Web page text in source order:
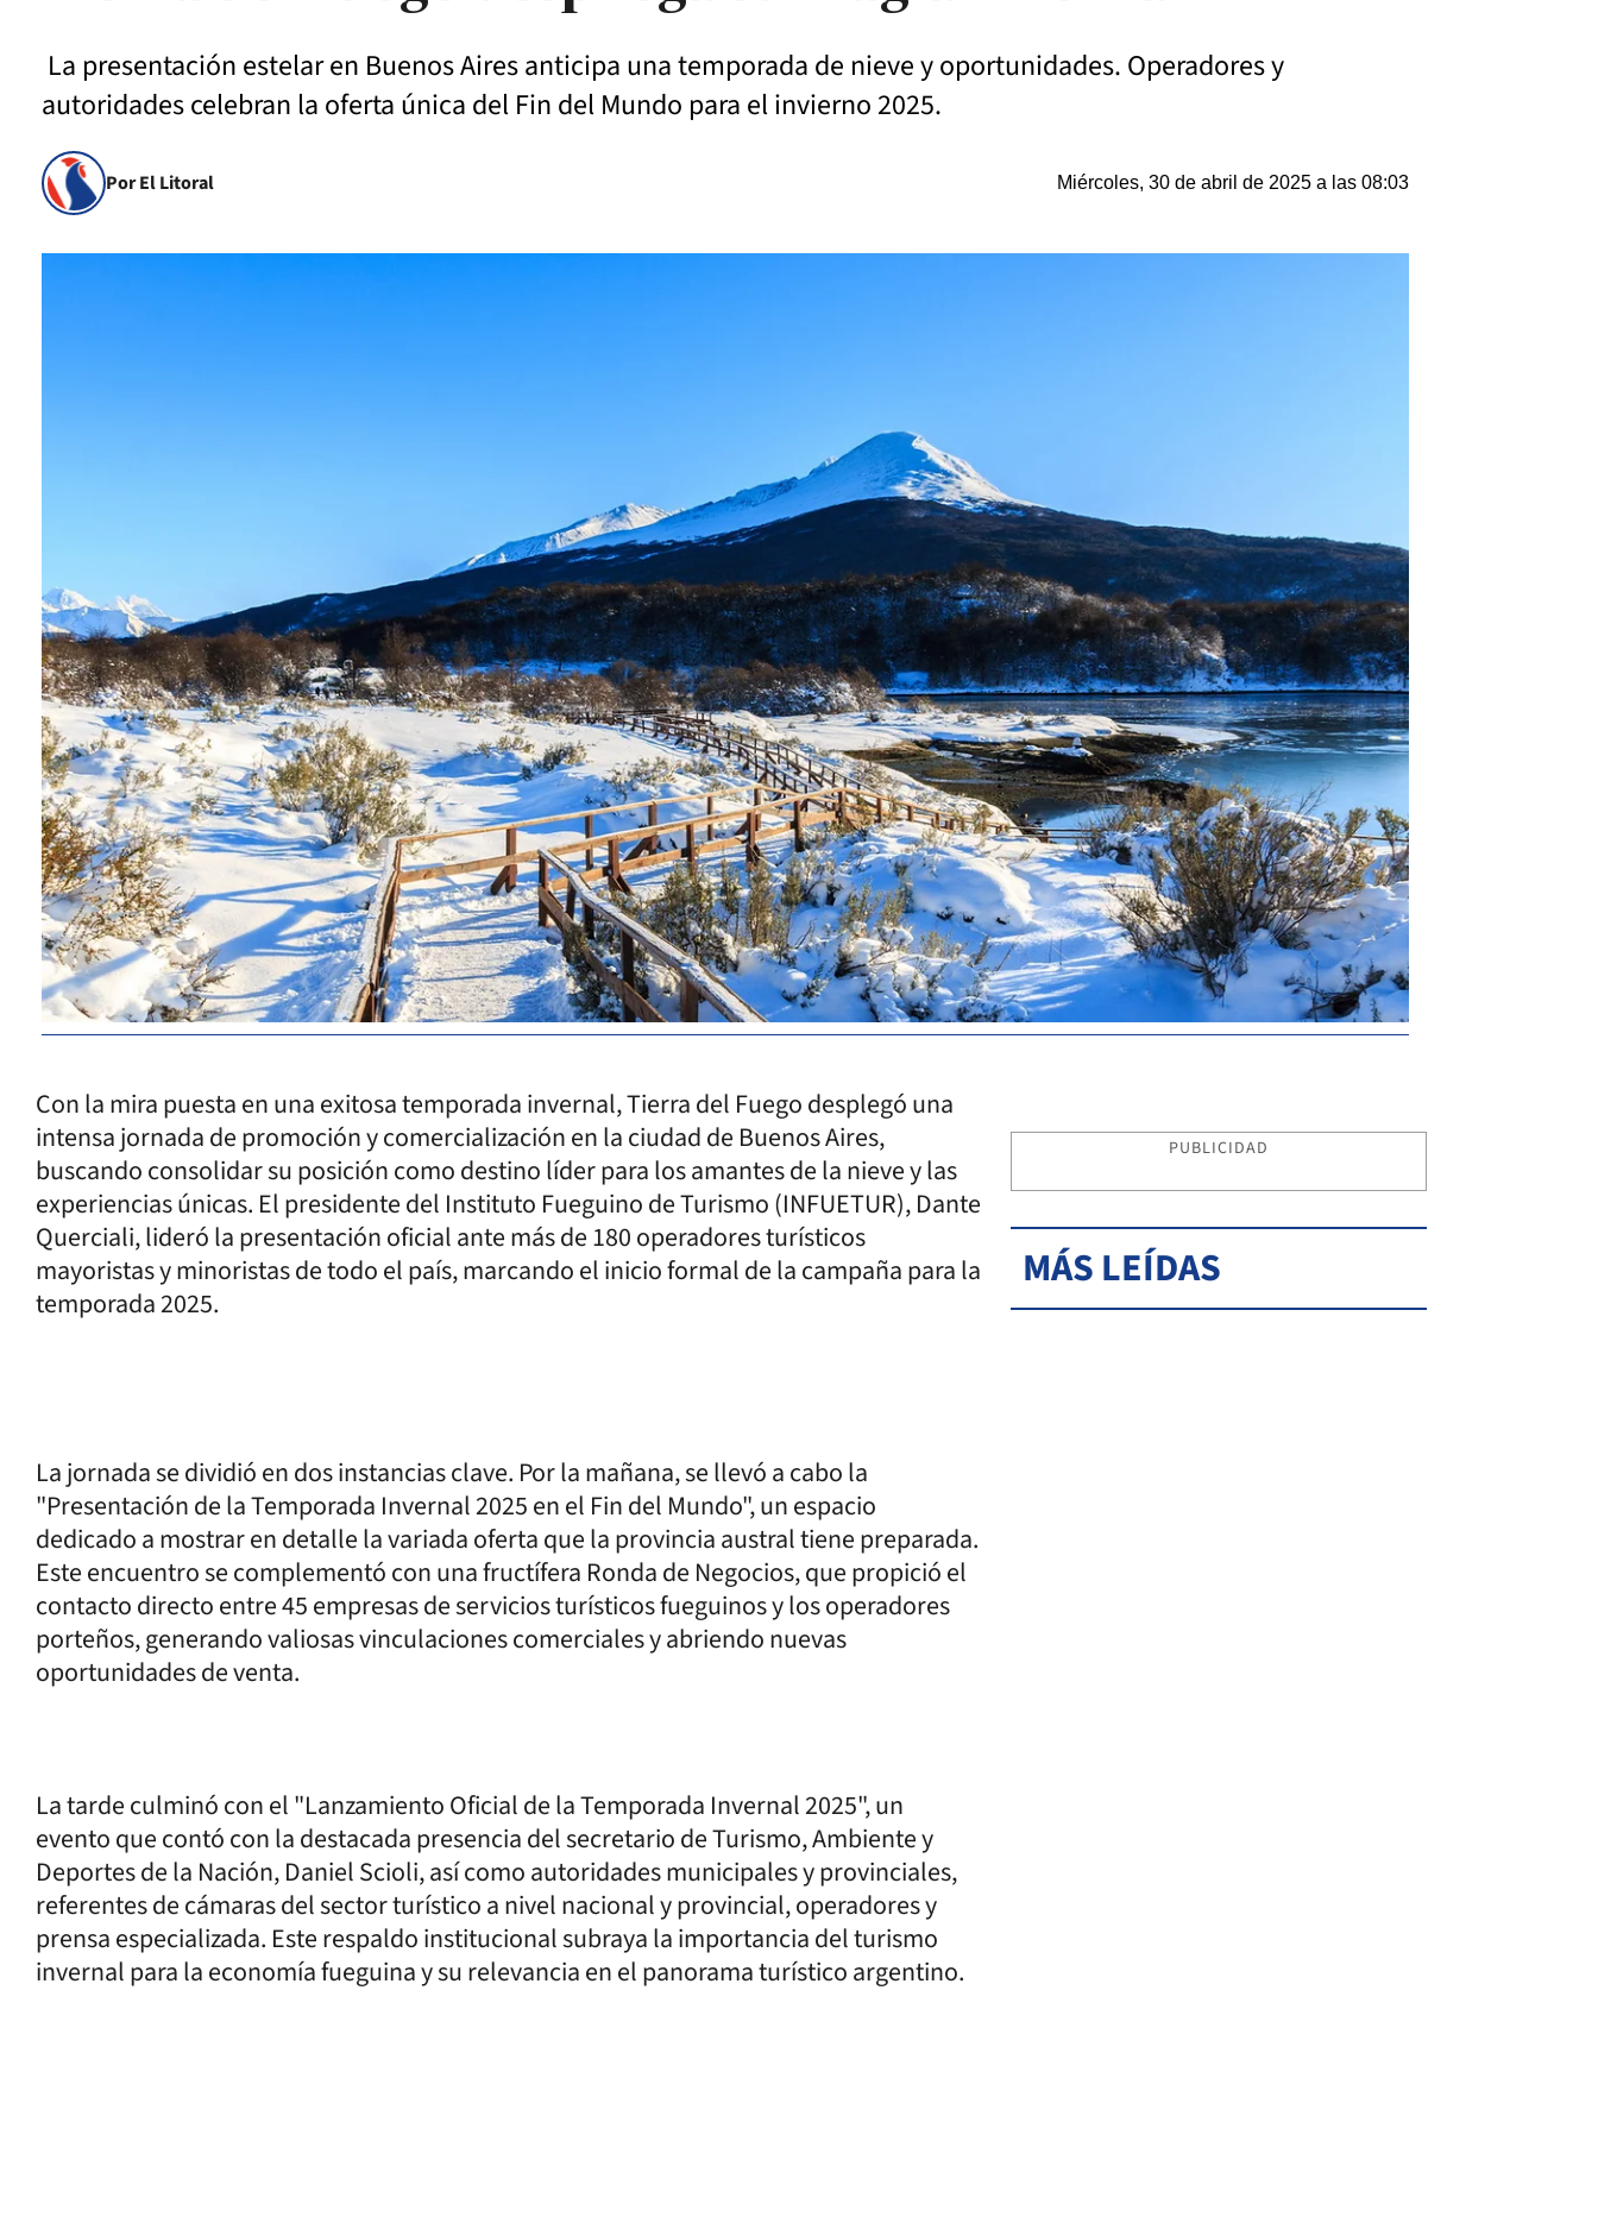
La presentación estelar en Buenos Aires anticipa una temporada de nieve y oportunidades. Operadores y
autoridades celebran la oferta única del Fin del Mundo para el invierno 2025.
Por El Litoral Miércoles, 30 de abril de 2025 a las 08:03
Con la mira puesta en una exitosa temporada invernal, Tierra del Fuego desplegó una
intensa jornada de promoción y comercialización en la ciudad de Buenos Aires,
buscando consolidar su posición como destino líder para los amantes de la nieve y las
experiencias únicas. El presidente del Instituto Fueguino de Turismo (INFUETUR), Dante
Querciali, lideró la presentación oficial ante más de 180 operadores turísticos
mayoristas y minoristas de todo el país, marcando el inicio formal de la campaña para la
temporada 2025.
La jornada se dividió en dos instancias clave. Por la mañana, se llevó a cabo la
"Presentación de la Temporada Invernal 2025 en el Fin del Mundo", un espacio
dedicado a mostrar en detalle la variada oferta que la provincia austral tiene preparada.
Este encuentro se complementó con una fructífera Ronda de Negocios, que propició el
contacto directo entre 45 empresas de servicios turísticos fueguinos y los operadores
porteños, generando valiosas vinculaciones comerciales y abriendo nuevas
oportunidades de venta.
La tarde culminó con el "Lanzamiento Oficial de la Temporada Invernal 2025", un
evento que contó con la destacada presencia del secretario de Turismo, Ambiente y
Deportes de la Nación, Daniel Scioli, así como autoridades municipales y provinciales,
referentes de cámaras del sector turístico a nivel nacional y provincial, operadores y
prensa especializada. Este respaldo institucional subraya la importancia del turismo
invernal para la economía fueguina y su relevancia en el panorama turístico argentino.
PUBLICIDAD
MÁS LEÍDAS